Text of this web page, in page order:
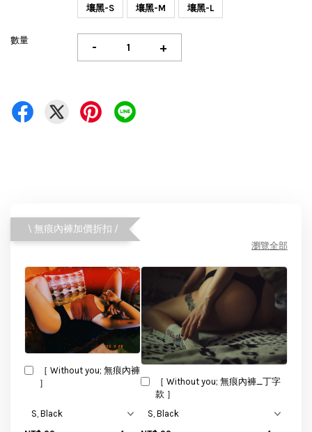
壤黑-S 壤黑-M 壤黑-L
數量 - +
\ 無痕內褲加價折扣 /
瀏覽全部
［ Without you; 無痕內褲
］
［ Without you; 無痕內褲_丁字
款 ］